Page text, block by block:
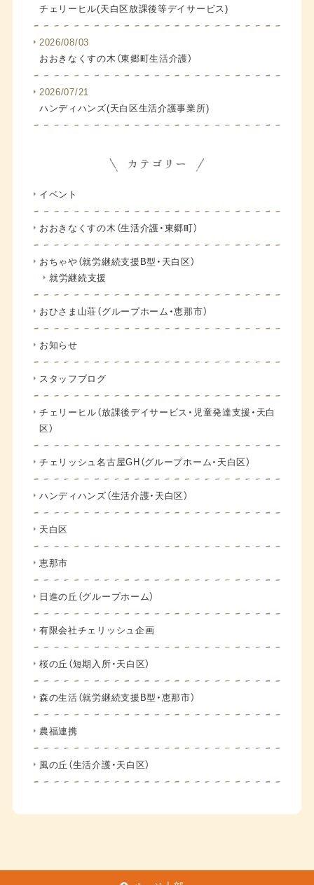
チェリーヒル(天白区放課後等デイサービス)
2026/08/03
おおきなくすの木（東郷町生活介護）
2026/07/21
ハンディハンズ(天白区生活介護事業所)
イベント
おおきなくすの木（生活介護・東郷町）
おちゃや（就労継続支援B型・天白区）
就労継続支援
おひさま山荘（グループホーム・恵那市）
お知らせ
スタッフブログ
チェリーヒル（放課後デイサービス・児童発達支援・天白
区）
チェリッシュ名古屋GH（グループホーム・天白区）
ハンディハンズ（生活介護・天白区）
天白区
恵那市
日進の丘（グループホーム）
有限会社チェリッシュ企画
桜の丘（短期入所・天白区）
森の生活（就労継続支援B型・恵那市）
農福連携
風の丘（生活介護・天白区）